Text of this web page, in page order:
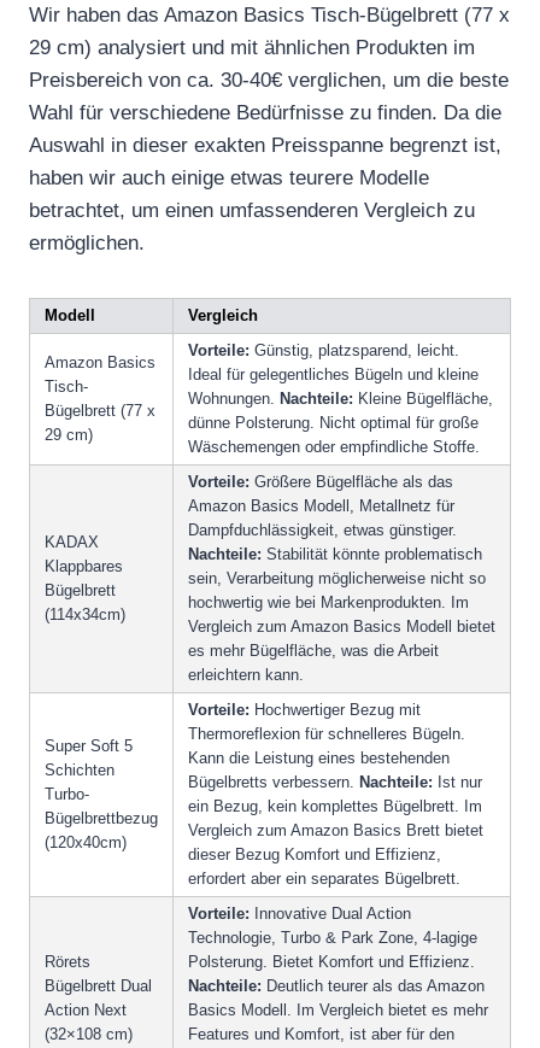
Wir haben das Amazon Basics Tisch-Bügelbrett (77 x
29 cm) analysiert und mit ähnlichen Produkten im
Preisbereich von ca. 30-40€ verglichen, um die beste
Wahl für verschiedene Bedürfnisse zu finden. Da die
Auswahl in dieser exakten Preisspanne begrenzt ist,
haben wir auch einige etwas teurere Modelle
betrachtet, um einen umfassenderen Vergleich zu
ermöglichen.
Modell Vergleich
Amazon Basics
Tisch-
Bügelbrett (77 x
29 cm)
Vorteile: Günstig, platzsparend, leicht.
Ideal für gelegentliches Bügeln und kleine
Wohnungen. Nachteile: Kleine Bügelfläche,
dünne Polsterung. Nicht optimal für große
Wäschemengen oder empfindliche Stoffe.
KADAX
Klappbares
Bügelbrett
(114x34cm)
Vorteile: Größere Bügelfläche als das
Amazon Basics Modell, Metallnetz für
Dampfduchlässigkeit, etwas günstiger.
Nachteile: Stabilität könnte problematisch
sein, Verarbeitung möglicherweise nicht so
hochwertig wie bei Markenprodukten. Im
Vergleich zum Amazon Basics Modell bietet
es mehr Bügelfläche, was die Arbeit
erleichtern kann.
Super Soft 5
Schichten
Turbo-
Bügelbrettbezug
(120x40cm)
Vorteile: Hochwertiger Bezug mit
Thermoreflexion für schnelleres Bügeln.
Kann die Leistung eines bestehenden
Bügelbretts verbessern. Nachteile: Ist nur
ein Bezug, kein komplettes Bügelbrett. Im
Vergleich zum Amazon Basics Brett bietet
dieser Bezug Komfort und Effizienz,
erfordert aber ein separates Bügelbrett.
Rörets
Bügelbrett Dual
Action Next
(32×108 cm)
Vorteile: Innovative Dual Action
Technologie, Turbo & Park Zone, 4-lagige
Polsterung. Bietet Komfort und Effizienz.
Nachteile: Deutlich teurer als das Amazon
Basics Modell. Im Vergleich bietet es mehr
Features und Komfort, ist aber für den